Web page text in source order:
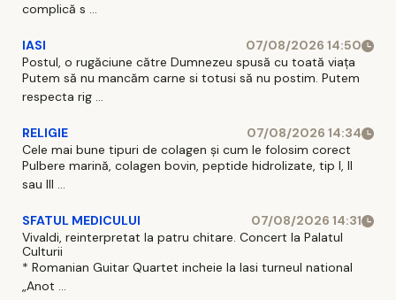
complică s ...
IASI
07/08/2026 14:50
Postul, o rugăciune către Dumnezeu spusă cu toată viața
Putem să nu mancăm carne si totusi să nu postim. Putem
respecta rig ...
RELIGIE
07/08/2026 14:34
Cele mai bune tipuri de colagen și cum le folosim corect
Pulbere marină, colagen bovin, peptide hidrolizate, tip I, II
sau III ...
SFATUL MEDICULUI
07/08/2026 14:31
Vivaldi, reinterpretat la patru chitare. Concert la Palatul
Culturii
* Romanian Guitar Quartet incheie la Iasi turneul national
„Anot ...